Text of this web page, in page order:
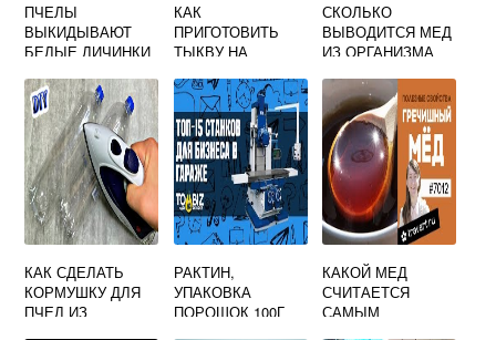
ПЧЕЛЫ
ВЫКИДЫВАЮТ
БЕЛЫЕ ЛИЧИНКИ
КАК
ПРИГОТОВИТЬ
ТЫКВУ НА
СЛАДКУЮ
БЫСТРО И
ВКУСНО С МЕДОМ
СКОЛЬКО
ВЫВОДИТСЯ МЕД
ИЗ ОРГАНИЗМА
КАК СДЕЛАТЬ
КОРМУШКУ ДЛЯ
ПЧЕЛ ИЗ
РАКТИН,
УПАКОВКА
ПОРОШОК 100Г
КАКОЙ МЕД
СЧИТАЕТСЯ
САМЫМ